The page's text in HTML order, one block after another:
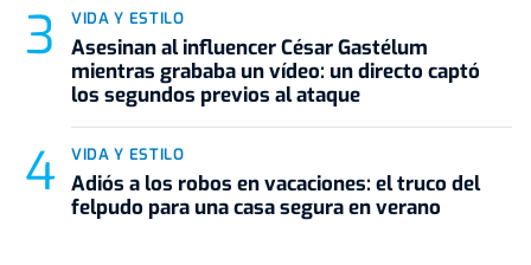
VIDA Y ESTILO
Asesinan al influencer César Gastélum
mientras grababa un vídeo: un directo captó
los segundos previos al ataque
VIDA Y ESTILO
Adiós a los robos en vacaciones: el truco del
felpudo para una casa segura en verano